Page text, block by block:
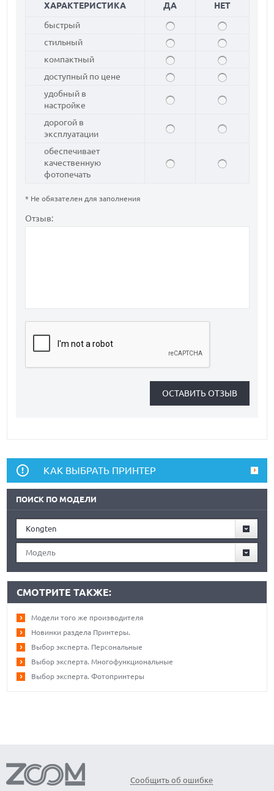
ХАРАКТЕРИСТИКА ДА
НЕТ
быстрый
стильный
компактный
доступный по цене
удобный в
настройке
дорогой в
эксплуатации
обеспечивает
качественную
фотопечать
* Не обязателен для заполнения
Отзыв:
КАК ВЫБРАТЬ ПРИНТЕР
ПОИСК ПО МОДЕЛИ
Kongten
Модель
СМОТРИТЕ ТАКЖЕ:
Модели того же производителя
Новинки раздела Принтеры.
Выбор эксперта. Персональные
Выбор эксперта. Многофункциональные
Выбор эксперта. Фотопринтеры
Сообщить об ошибке